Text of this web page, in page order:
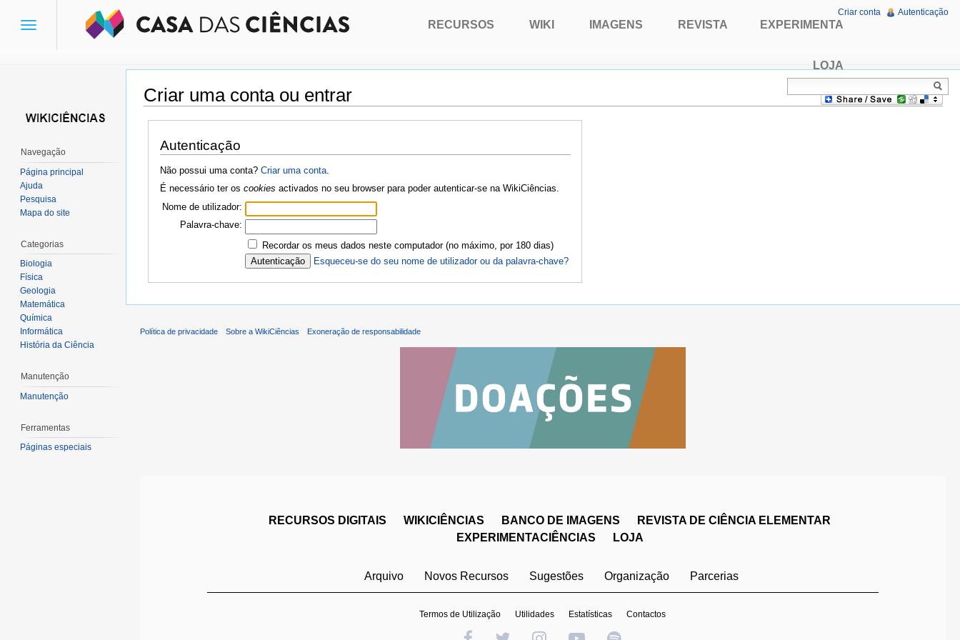
Criar uma conta ou entrar
Ir para:navegação,pesquisa
Autenticação
Não possui uma conta? Criar uma conta.
É necessário ter os cookies activados no seu browser para poder autenticar-se na WikiCiências.
Nome de utilizador:
Palavra-chave:
Recordar os meus dados neste computador (no máximo, por 180 dias)
Esqueceu-se do seu nome de utilizador ou da palavra-chave?
Toggle
RECURSOS WIKI IMAGENS REVISTA EXPERIMENTA
LOJA
Criar conta Autenticação
Navegação
Página principal
Ajuda
Pesquisa
Mapa do site
Categorias
Biologia
Física
Geologia
Matemática
Química
Informática
História da Ciência
Manutenção
Manutenção
Ferramentas
Páginas especiais
Política de privacidade Sobre a WikiCiências Exoneração de responsabilidade
RECURSOS DIGITAIS WIKICIÊNCIAS BANCO DE IMAGENS
REVISTA DE CIÊNCIA ELEMENTAR
EXPERIMENTACIÊNCIAS
LOJA
Arquivo Novos Recursos Sugestões Organização Parcerias
Termos de Utilização Utilidades Estatísticas Contactos